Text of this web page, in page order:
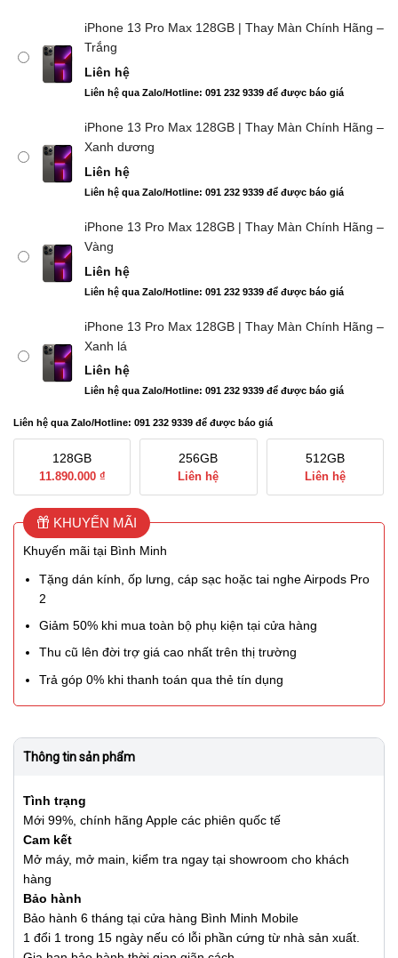
iPhone 13 Pro Max 128GB | Thay Màn Chính Hãng –
Trắng
Liên hệ
Liên hệ qua Zalo/Hotline: 091 232 9339 để được báo giá
iPhone 13 Pro Max 128GB | Thay Màn Chính Hãng –
Xanh dương
Liên hệ
Liên hệ qua Zalo/Hotline: 091 232 9339 để được báo giá
iPhone 13 Pro Max 128GB | Thay Màn Chính Hãng –
Vàng
Liên hệ
Liên hệ qua Zalo/Hotline: 091 232 9339 để được báo giá
iPhone 13 Pro Max 128GB | Thay Màn Chính Hãng –
Xanh lá
Liên hệ
Liên hệ qua Zalo/Hotline: 091 232 9339 để được báo giá
Liên hệ qua Zalo/Hotline: 091 232 9339 để được báo giá
128GB
11.890.000 ₫
256GB
Liên hệ
512GB
Liên hệ
KHUYẾN MÃI
Khuyến mãi tại Bình Minh
Tặng dán kính, ốp lưng, cáp sạc hoặc tai nghe Airpods Pro
2
Giảm 50% khi mua toàn bộ phụ kiện tại cửa hàng
Thu cũ lên đời trợ giá cao nhất trên thị trường
Trả góp 0% khi thanh toán qua thẻ tín dụng
Thông tin sản phẩm
Tình trạng
Mới 99%, chính hãng Apple các phiên quốc tế
Cam kết
Mở máy, mở main, kiểm tra ngay tại showroom cho khách
hàng
Bảo hành
Bảo hành 6 tháng tại cửa hàng Bình Minh Mobile
1 đổi 1 trong 15 ngày nếu có lỗi phần cứng từ nhà sản xuất.